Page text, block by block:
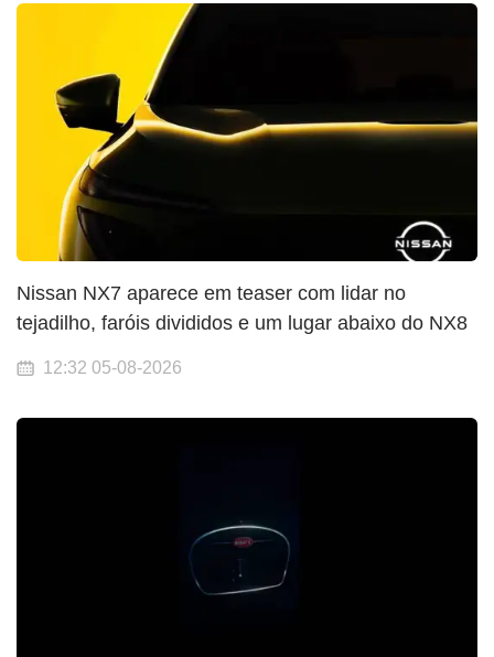
Nissan NX7 aparece em teaser com lidar no
tejadilho, faróis divididos e um lugar abaixo do NX8
12:32 05-08-2026